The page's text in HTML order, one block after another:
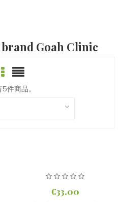
Goah Clinic
件商品。
€33.00